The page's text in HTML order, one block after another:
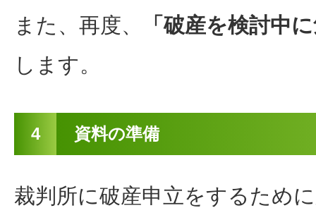
また、再度、
「破産を検討中
します。
4 資料の準備
裁判所に破産申立をするため